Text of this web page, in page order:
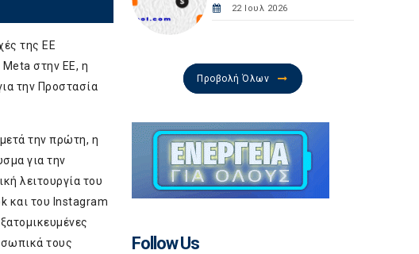
της ΕΕ
στην ΕΕ, η
την Προστασία
την πρώτη, η
για την
λειτουργία του
και του Instagram
τους
22 Ιουλ 2026
Προβολή Όλων
Follow Us